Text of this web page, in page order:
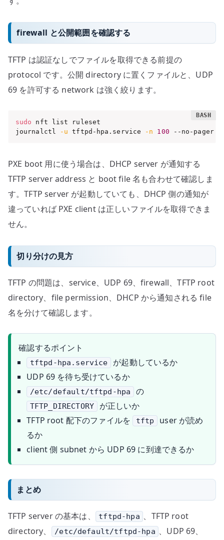
firewall と公開範囲を確認する
TFTP は認証なしでファイルを取得できる前提の
protocol です。公開 directory に置くファイルと、UDP
69 を許可する network は強く絞ります。
sudo nft list ruleset
journalctl
-u tftpd-hpa.service -n 100 --no-pager
PXE boot 用に使う場合は、DHCP server が通知する
TFTP server address と boot file 名も合わせて確認しま
す。TFTP server が起動していても、DHCP 側の通知が
違っていれば PXE client は正しいファイルを取得できま
せん。
切り分けの見方
TFTP の問題は、service、UDP 69、firewall、TFTP root
directory、file permission、DHCP から通知される file
名を分けて確認します。
確認するポイント
tftpd-hpa.service
が起動しているか
UDP 69 を待ち受けているか
/etc/default/tftpd-hpa の
TFTP_DIRECTORY
が正しいか
TFTP root 配下のファイルを
tftp
user が読め
るか
client 側 subnet から UDP 69 に到達できるか
まとめ
TFTP server の基本は、 tftpd-hpa 、TFTP root
directory、
/etc/default/tftpd-hpa 、UDP 69、